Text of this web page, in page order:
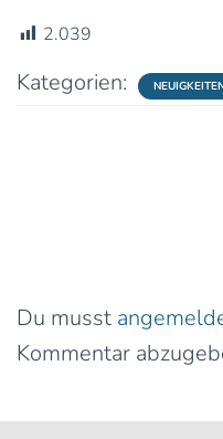
2.039
Kategorien:
Du musst
Kommentar